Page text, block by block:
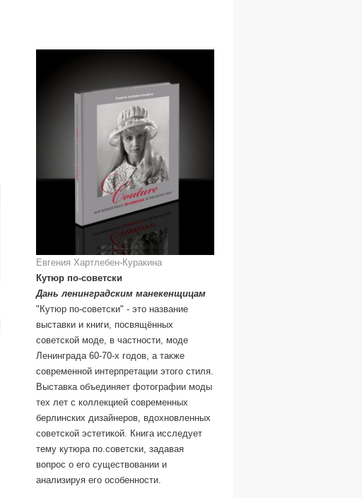
Евгения Хартлебен-Куракина
Кутюр по-советски
Дань ленинградским манекенщицам
"Кутюр по-советски" - это название
выставки и книги, посвящённых
советской моде, в частности, моде
Ленинграда 60-70-х годов, а также
современной интерпретации этого стиля.
Выставка объединяет фотографии моды
тех лет с коллекцией современных
берлинских дизайнеров, вдохновленных
советской эстетикой. Книга исследует
тему кутюра по.советски, задавая
вопрос о его существовании и
анализируя его особенности.